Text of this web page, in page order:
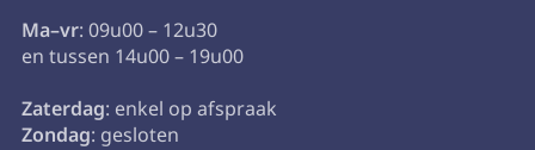
Ma–vr: 09u00 – 12u30
en tussen 14u00 – 19u00
Zaterdag: enkel op afspraak
Zondag: gesloten